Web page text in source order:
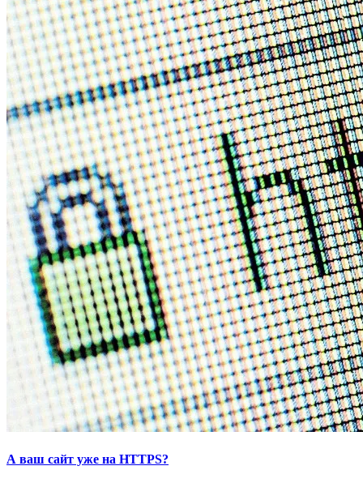
А ваш сайт уже на HTTPS?